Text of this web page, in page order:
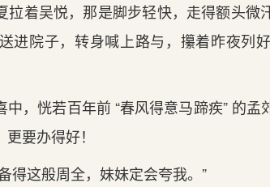
拉着吴悦，那是脚步轻快，走得额头微
进院子，转身喊上路与，攥着昨夜列
，恍若百年前 “春风得意马蹄疾” 的
要办得好！
得这般周全，妹妹定会夸我。”